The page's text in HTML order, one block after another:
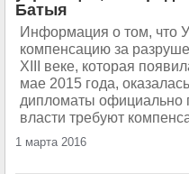
Батыя
Информация о том, что
компенсацию за
XIII веке, которая
мае 2015 года,
дипломаты официально
власти требуют
1 марта 2016